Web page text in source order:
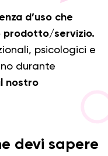
d’uso che
prodotto/servizio.
psicologici e
durante
nostro
devi sapere